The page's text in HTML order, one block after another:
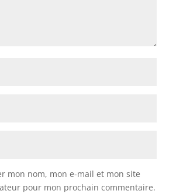
mon nom, mon e-mail et mon site
pour mon prochain commentaire.